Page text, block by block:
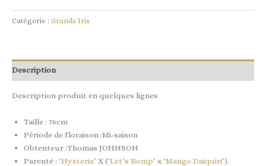
Catégorie : Grands Iris
Description
Description produit en quelques lignes
Taille : 76cm
Période de floraison :Mi-saison
Obtenteur :Thomas JOHNSON
Parenté : ‘Hysteria’ X (‘Let’s Romp’ x ‘Mango Daiquiri’).